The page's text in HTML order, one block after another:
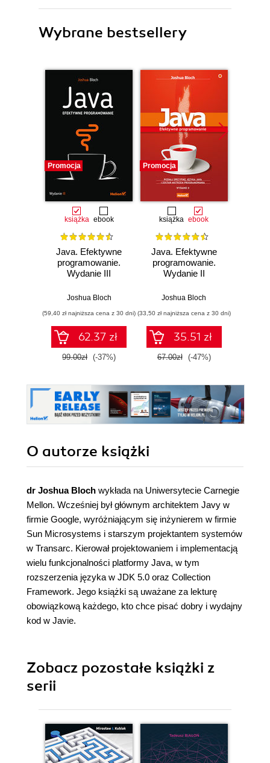
Wybrane bestsellery
Promocja
książka ebook
Java. Efektywne
programowanie.
Wydanie III
Joshua Bloch
(59,40 zł najniższa cena z 30 dni)
62.37 zł
99.00zł (-37%)
Promocja
książka ebook
Java. Efektywne
programowanie.
Wydanie II
Joshua Bloch
(33,50 zł najniższa cena z 30 dni)
35.51 zł
67.00zł (-47%)
O autorze książki
dr Joshua Bloch wykłada na Uniwersytecie Carnegie
Mellon. Wcześniej był głównym architektem Javy w
firmie Google, wyróżniającym się inżynierem w firmie
Sun Microsystems i starszym projektantem systemów
w Transarc. Kierował projektowaniem i implementacją
wielu funkcjonalności platformy Java, w tym
rozszerzenia języka w JDK 5.0 oraz Collection
Framework. Jego książki są uważane za lekturę
obowiązkową każdego, kto chce pisać dobry i wydajny
kod w Javie.
Zobacz pozostałe książki z
serii